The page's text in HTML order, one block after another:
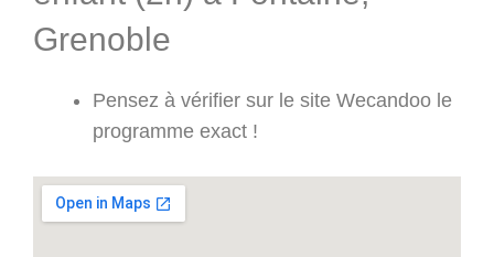
Grenoble
Pensez à vérifier sur le site Wecandoo le
programme exact !